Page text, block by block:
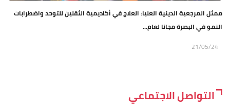
ممثل المرجعية الدينية العليا: العلاج في أكاديمية الثقلين للتوحد واضطرابات
النمو في البصرة مجانا لعام...
21/05/24
التواصل الاجتماعي